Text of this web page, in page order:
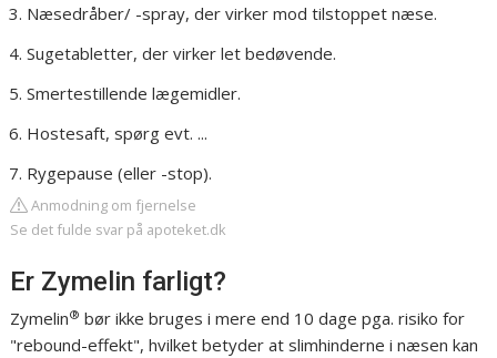
Næsedråber/ -spray, der virker mod tilstoppet næse.
Sugetabletter, der virker let bedøvende.
Smertestillende lægemidler.
Hostesaft, spørg evt. ...
Rygepause (eller -stop).
Anmodning om fjernelse
Se det fulde svar på apoteket.dk
Er Zymelin farligt?
Zymelin® bør ikke bruges i mere end 10 dage pga. risiko for
"rebound-effekt", hvilket betyder at slimhinderne i næsen kan